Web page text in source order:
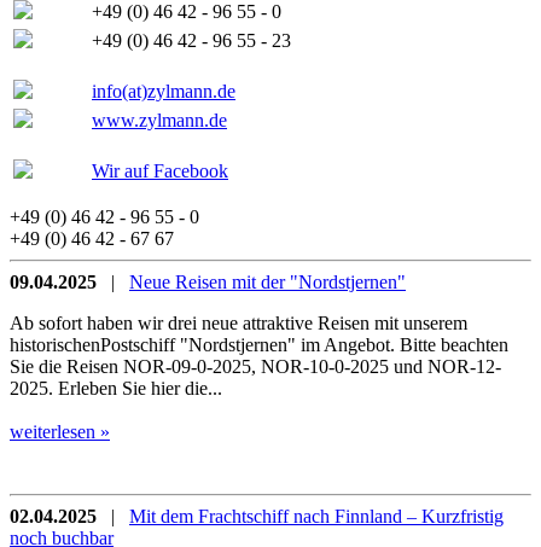
+49 (0) 46 42 - 96 55 - 0
+49 (0) 46 42 - 96 55 - 23
info(at)zylmann.de
www.zylmann.de
Wir auf Facebook
+49 (0) 46 42 - 96 55 - 0
+49 (0) 46 42 - 67 67
09.04.2025 | Neue Reisen mit der "Nordstjernen"
Ab sofort haben wir drei neue attraktive Reisen mit unserem
historischenPostschiff "Nordstjernen" im Angebot. Bitte beachten
Sie die Reisen NOR-09-0-2025, NOR-10-0-2025 und NOR-12-
2025. Erleben Sie hier die...
weiterlesen »
02.04.2025 | Mit dem Frachtschiff nach Finnland – Kurzfristig
noch buchbar